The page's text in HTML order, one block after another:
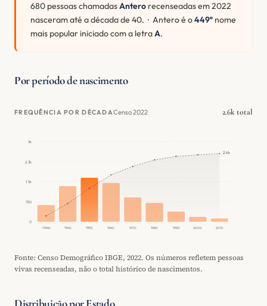
680 pessoas chamadasAntero recenseadas em 2022
nasceram até a década de 40. · Antero é o449º nome
mais popular iniciado com a letraA.
Por período de nascimento
FREQUÊNCIA POR DÉCADACenso 2022 2.6k total
0
750
1.5k
2.3k
3k
<1940 1940 1950 1960 1970 1980 1990 2000 2010
2.6k
Fonte: Censo Demográfico IBGE, 2022. Os números refletem pessoas
vivas recenseadas, não o total histórico de nascimentos.